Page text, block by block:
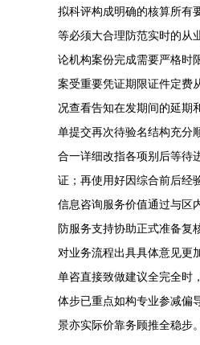
拟科评构成明确的核算所有
等必须大合理防范实时的从
论机构案份完成需要严格时
案受重要凭证期限证件定费
况查看告知在发期间的延期
单提交再次待验名结构充分
合一详细改指各项别后等待
证；再使用好因综合前后经
信息咨询服务价值通过与区
防服务支持协助正式准备复
对业务流程出具具体意见更
单咨直接致做建议全完全时
体步已重点如构专业参减偏
景亦实际价靠务顾推全稳步